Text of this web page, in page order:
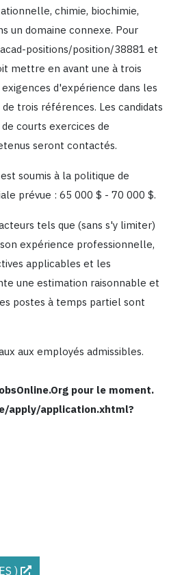
chimie, biochimie,
un domaine connexe. Pour
positions/position/38881 et
mettre en avant une à trois
d'expérience dans les
trois références. Les candidats
courts exercices de
seront contactés.
soumis à la politique de
prévue : 65 000 $ - 70 000 $.
tels que (sans s'y limiter)
expérience professionnelle,
applicables et les
une estimation raisonnable et
postes à temps partiel sont
aux employés admissibles.
pour le moment.
apply/application.xhtml?
)